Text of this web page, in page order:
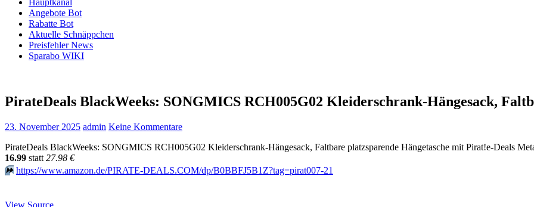
Hauptkanal
Angebote Bot
Rabatte Bot
Aktuelle Schnäppchen
Preisfehler News
Sparabo WIKI
PirateDeals BlackWeeks: SONGMICS RCH005G02 Kleiderschrank-Hängesack,
23. November 2025 admin Keine Kommentare
PirateDeals BlackWeeks: SONGMICS RCH005G02 Kleiderschrank-Hängesack, Faltbare platzsparende Hängetasche mit Pirat!e-Deals
16.99 statt 27.98 €
⏩️ https://www.amazon.de/PIRATE-DEALS.COM/dp/B0BBFJ5B1Z?tag=pirat007-21
View Source